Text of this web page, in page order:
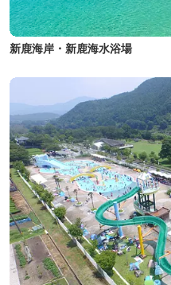
新鹿海岸・新鹿海水浴場